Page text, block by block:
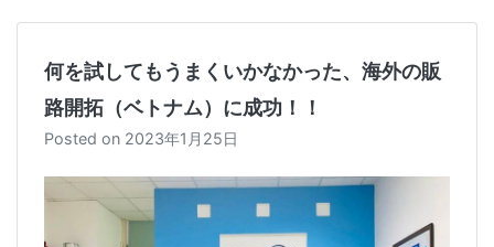
何を試してもうまくいかなかった、海外の販
路開拓（ベトナム）に成功！！
Posted on 2023年1月25日